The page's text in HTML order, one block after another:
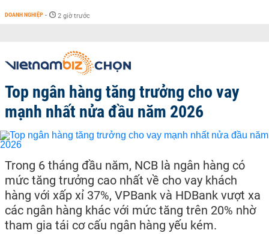
DOANH NGHIỆP - 2 giờ trước
Top ngân hàng tăng trưởng cho vay
mạnh nhất nửa đầu năm 2026
Trong 6 tháng đầu năm, NCB là ngân hàng có
mức tăng trưởng cao nhất về cho vay khách
hàng với xấp xỉ 37%, VPBank và HDBank vượt xa
các ngân hàng khác với mức tăng trên 20% nhờ
tham gia tái cơ cấu ngân hàng yếu kém.